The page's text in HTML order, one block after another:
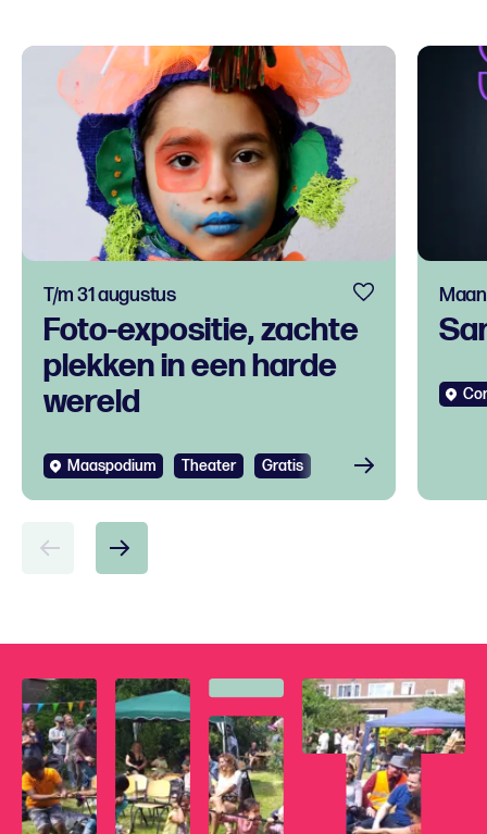
Foto-expositie, zachte
plekken in een harde
wereld
T/m 31 augustus
Maaspodium Theater Gratis